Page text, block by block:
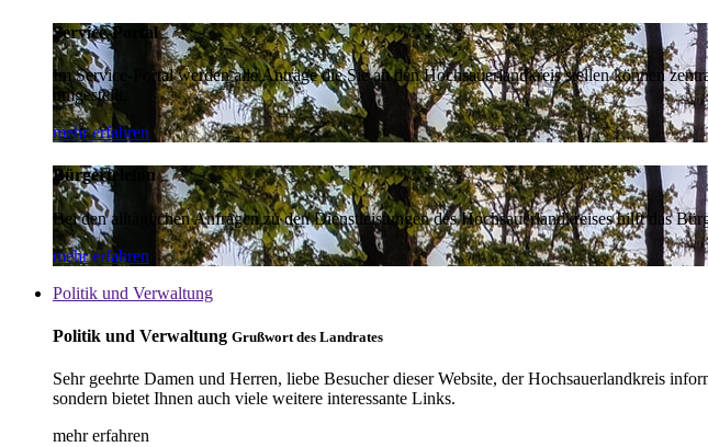
Service-Portal
Im Service-Portal werden alle Anträge die Sie an den Hochsauerlandkreis stellen können
umgestellt.
mehr erfahren
Bürgertelefon
Bei den alltäglichen Anfragen zu den Dienstleistungen des Hochsauerlandkreises hilft das
mehr erfahren
Politik und Verwaltung
Politik und Verwaltung Grußwort des Landrates
Sehr geehrte Damen und Herren, liebe Besucher dieser Website, der Hochsauerlandkreis
sondern bietet Ihnen auch viele weitere interessante Links.
mehr erfahren